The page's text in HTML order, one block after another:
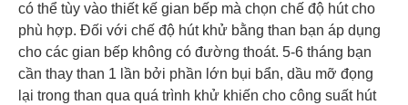
có thể tùy vào thiết kế gian bếp mà chọn chế độ hút cho
phù hợp. Đối với chế độ hút khử bằng than bạn áp dụng
cho các gian bếp không có đường thoát. 5-6 tháng bạn
cần thay than 1 lần bởi phần lớn bụi bẩn, dầu mỡ đọng
lại trong than qua quá trình khử khiến cho công suất hút